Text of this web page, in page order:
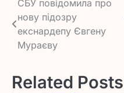
Навігація
записів
СБУ повідомила про
нову підозру
екснардепу Євгену
Мураєву
Related Posts